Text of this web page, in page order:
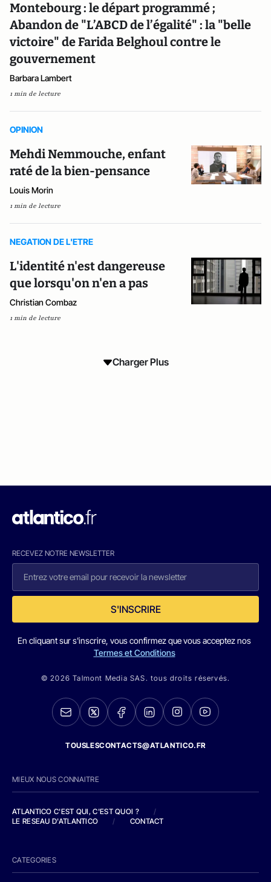
Montebourg : le départ programmé ;
Abandon de "L’ABCD de l’égalité" : la "belle
victoire" de Farida Belghoul contre le
gouvernement
Barbara Lambert
1 min de lecture
OPINION
Mehdi Nemmouche, enfant
raté de la bien-pensance
Louis Morin
1 min de lecture
NEGATION DE L'ETRE
L'identité n'est dangereuse
que lorsqu'on n'en a pas
Christian Combaz
1 min de lecture
Charger Plus
RECEVEZ NOTRE NEWSLETTER
S'INSCRIRE
En cliquant sur s'inscrire, vous confirmez que vous acceptez nos
Termes et Conditions
© 2026 Talmont Media SAS. tous droits réservés.
TOUSLESCONTACTS@ATLANTICO.FR
MIEUX NOUS CONNAITRE
ATLANTICO C'EST QUI, C'EST QUOI ?
/
LE RESEAU D'ATLANTICO
/ CONTACT
CATEGORIES